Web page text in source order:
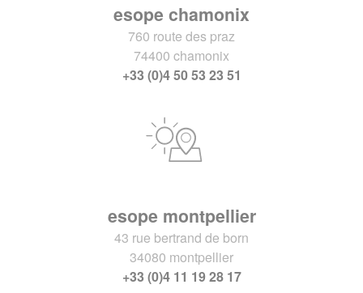
esope chamonix
760 route des praz
74400 chamonix
+33 (0)4 50 53 23 51
esope montpellier
43 rue bertrand de born
34080 montpellier
+33 (0)4 11 19 28 17